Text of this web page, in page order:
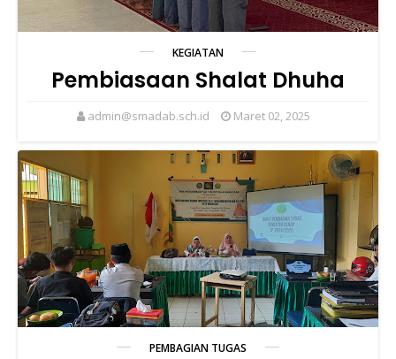
KEGIATAN
Pembiasaan Shalat Dhuha
admin@smadab.sch.id Maret 02, 2025
PEMBAGIAN TUGAS